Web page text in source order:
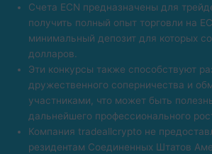
Счета ECN предназначены для
получить полный опыт торговли на
минимальный депозит для которых
долларов.
Эти конкурсы также способствуют
дружественного соперничества и
участниками, что может быть
дальнейшего профессионального
Компания tradeallcrypto не
резидентам Соединенных Штатов